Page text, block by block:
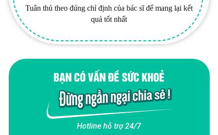
Tuân thủ theo đúng chỉ định của bác sĩ để mang lại kết
quả tốt nhất
BẠN CÓ VẤN ĐỀ SỨC KHOẺ
Hotline hỗ trợ 24/7